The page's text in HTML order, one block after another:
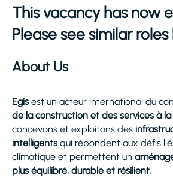
This vacancy has now
Please see similar roles
About Us
Egis est un acteur international du
de la construction et des services à
concevons et exploitons des
intelligents qui répondent aux défis
climatique et permettent un
plus équilibré, durable et résilient.